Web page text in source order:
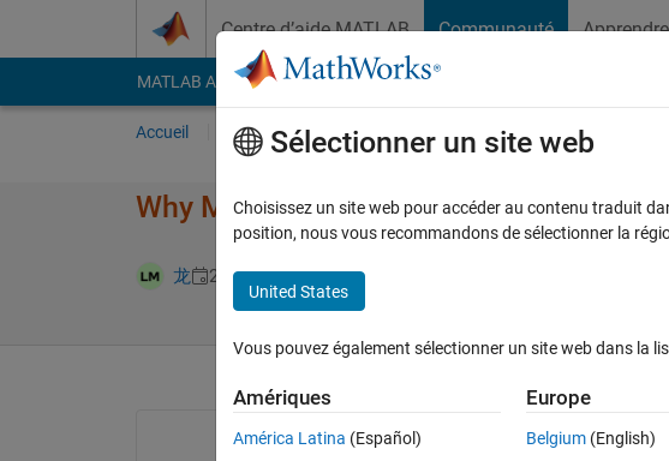
Centre d’aide MATLAB Communauté Apprendre
MATLAB Answers File Exchange Cody
Accueil Poser une question Parcourir
Why Matlab can not find the WSL2?
龙 27 Juin 2024 2 Réponses
Sélectionner un site web
Choisissez un site web pour accéder au contenu traduit
position, nous vous recommandons de sélectionner la
United States
Vous pouvez également sélectionner un site web dans la
Amériques
América Latina (Español)
Europe
Belgium (English)